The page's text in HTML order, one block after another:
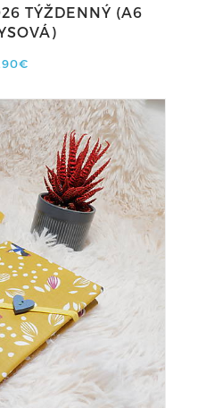
TÝŽDENNÝ (A6